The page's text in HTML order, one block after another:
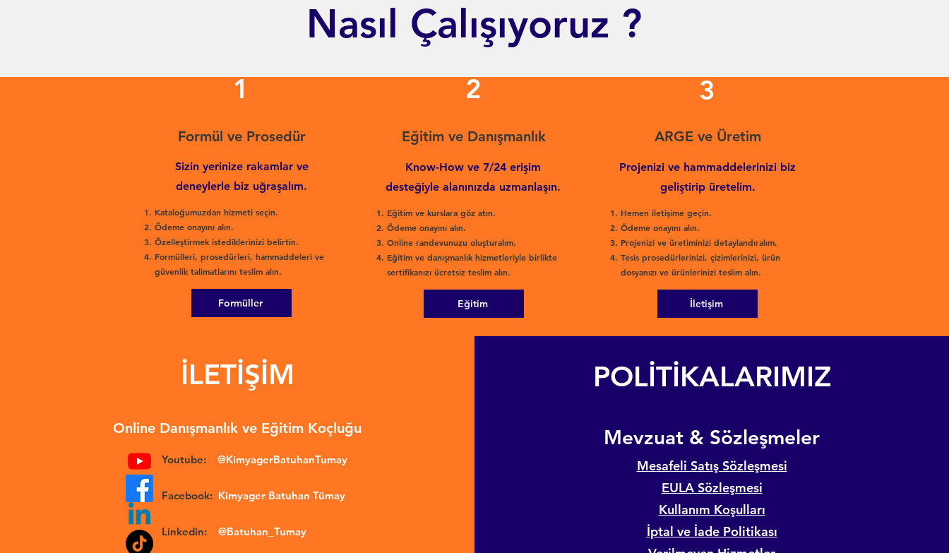
Nasıl Çalışıyoruz ?
1
Formül ve Prosedür
Sizin yerinize rakamlar ve
deneylerle biz uğraşalım.
Kataloğumuzdan hizmeti seçin.
Ödeme onayını alın.
Özelleştirmek istediklerinizi belirtin.
Formülleri, prosedürleri, hammaddeleri ve
güvenlik talimatlarını teslim alın.
Formüller
2
Eğitim ve Danışmanlık
Know-How ve 7/24 erişim
desteğiyle alanınızda uzmanlaşın.
Eğitim ve kurslara göz atın.
Ödeme onayını alın.
Online randevunuzu oluşturalım.
Eğitim ve danışmanlık hizmetleriyle birlikte
sertifikanızı ücretsiz teslim alın.
Eğitim
3
ARGE ve Üretim
Hemen iletişime geçin.
Ödeme onayını alın.
Projenizi ve üretiminizi detaylandıralım.
Tesis prosedürlerinizi, çizimlerinizi, ürün
dosyanızı ve ürünlerinizi teslim alın.
Projenizi ve hammaddelerinizi biz
geliştirip üretelim.
İletişim
İLETİŞİM
Online Danışmanlık ve Eğitim Koçluğu
Youtube: @KimyagerBatuhanTumay
Facebook: Kimyager Batuhan Tümay
Linkedin: @Batuhan_Tumay
POLİTİKALARIMIZ
​Mevzuat & Sözleşmeler
Mesafeli Satış Sözleşmesi
EULA Sözleşmesi
Kullanım Koşulları
İptal ve İade Politikası